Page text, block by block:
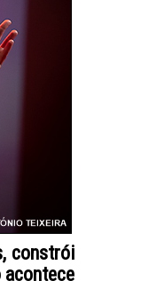
constrói
acontece